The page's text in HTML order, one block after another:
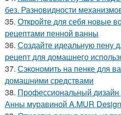
без. Разновидности
35. Откройте для себя новые
рецептами пенной ванны
36. Создайте идеальную пену
рецепт для домашнего
37. Сэкономить на пенке для
домашними средствами
38. Профессиональный
Анны муравиной A.MUR Design